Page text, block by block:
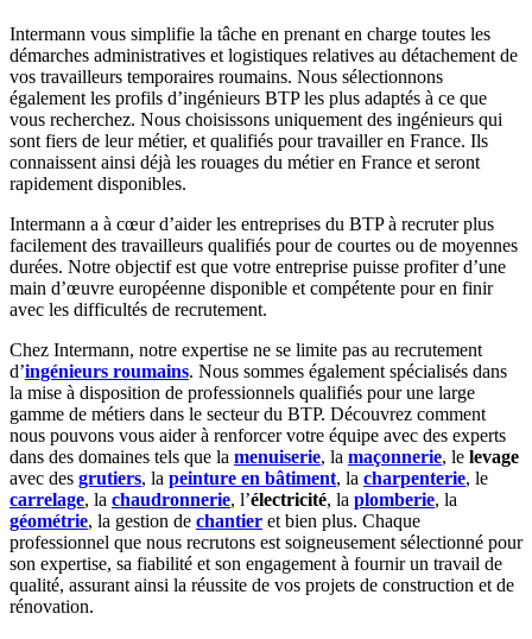
Intermann vous simplifie la tâche en prenant en charge toutes les
démarches administratives et logistiques relatives au détachement de
vos travailleurs temporaires roumains. Nous sélectionnons
également les profils d’ingénieurs BTP les plus adaptés à ce que
vous recherchez. Nous choisissons uniquement des ingénieurs qui
sont fiers de leur métier, et qualifiés pour travailler en France. Ils
connaissent ainsi déjà les rouages du métier en France et seront
rapidement disponibles.
Intermann a à cœur d’aider les entreprises du BTP à recruter plus
facilement des travailleurs qualifiés pour de courtes ou de moyennes
durées. Notre objectif est que votre entreprise puisse profiter d’une
main d’œuvre européenne disponible et compétente pour en finir
avec les difficultés de recrutement.
Chez Intermann, notre expertise ne se limite pas au recrutement
d’ingénieurs roumains. Nous sommes également spécialisés dans
la mise à disposition de professionnels qualifiés pour une large
gamme de métiers dans le secteur du BTP. Découvrez comment
nous pouvons vous aider à renforcer votre équipe avec des experts
dans des domaines tels que la menuiserie, la maçonnerie, le levage
avec des grutiers, la peinture en bâtiment, la charpenterie, le
carrelage, la chaudronnerie, l’électricité, la plomberie, la
géométrie, la gestion de chantier et bien plus. Chaque
professionnel que nous recrutons est soigneusement sélectionné pour
son expertise, sa fiabilité et son engagement à fournir un travail de
qualité, assurant ainsi la réussite de vos projets de construction et de
rénovation.